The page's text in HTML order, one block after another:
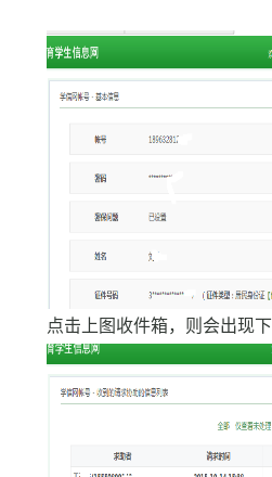
点击上图收件箱，则会出现下